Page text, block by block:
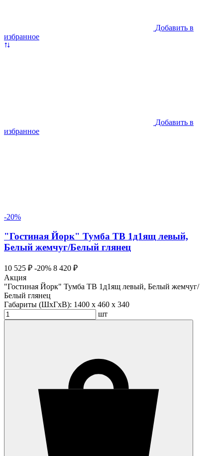
Добавить в
избранное
Добавить в
избранное
-20%
"Гостиная Йорк" Тумба ТВ 1д1ящ левый,
Белый жемчуг/Белый глянец
10 525 ₽ -20% 8 420 ₽
Акция
"Гостиная Йорк" Тумба ТВ 1д1ящ левый, Белый жемчуг/
Белый глянец
Габариты (ШхГхВ): 1400 x 460 x 340
шт